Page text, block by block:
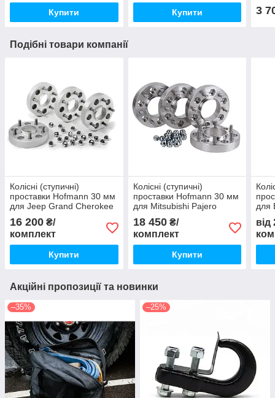
Купити Купити 3
Подібні товари компанії
Колісні (ступичні)
проставки Hofmann 30 мм
для Jeep Grand Cherokee
16 200 ₴/
комплект
Купити
Колісні (ступичні)
проставки Hofmann 30 мм
для Mitsubishi Pajero
18 450₴/
комплект
Купити
для
від
Акційні пропозиції та новинки
–35% –25%